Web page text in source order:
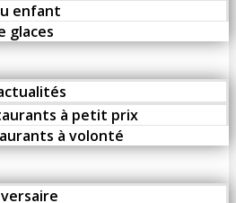
enfant
glaces
à petit prix
à volonté